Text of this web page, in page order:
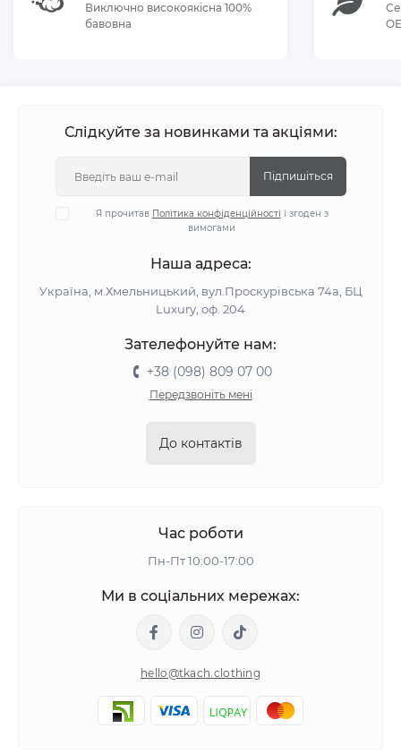
Виключно високоякісна 100%
бавовна
Слідкуйте за новинками та акціями:
Підпишіться
Я прочитав Політика конфіденційності і згоден з
вимогами
Наша адреса:
Україна, м.Хмельницький, вул.Проскурівська 74а, БЦ
Luxury, оф. 204
Зателефонуйте нам:
+38 (098) 809 07 00
Передзвоніть мені
До контактів
Час роботи
Пн-Пт 10:00-17:00
Ми в соціальних мережах:
hello@tkach.clothing